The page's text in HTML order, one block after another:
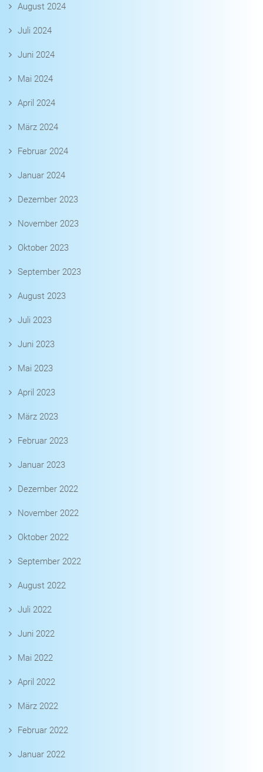
August 2024
Juli 2024
Juni 2024
Mai 2024
April 2024
März 2024
Februar 2024
Januar 2024
Dezember 2023
November 2023
Oktober 2023
September 2023
August 2023
Juli 2023
Juni 2023
Mai 2023
April 2023
März 2023
Februar 2023
Januar 2023
Dezember 2022
November 2022
Oktober 2022
September 2022
August 2022
Juli 2022
Juni 2022
Mai 2022
April 2022
März 2022
Februar 2022
Januar 2022